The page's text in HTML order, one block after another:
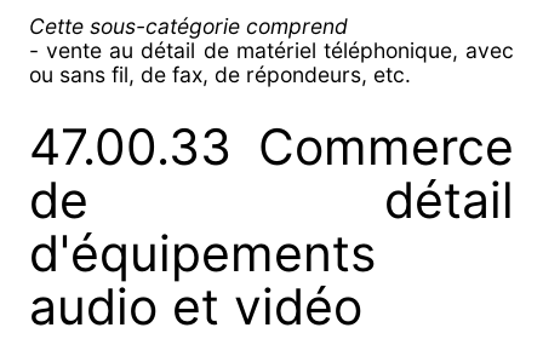
Cette sous-catégorie comprend
- vente au détail de matériel téléphonique, avec
ou sans fil, de fax, de répondeurs, etc.
47.00.33 Commerce
de détail
d'équipements
audio et vidéo